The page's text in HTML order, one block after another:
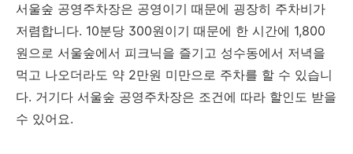
서울숲 공영주차장은 공영이기 때문에 굉장히 주차비가
저렴합니다. 10분당 300원이기 때문에 한 시간에 1,800
원으로 서울숲에서 피크닉을 즐기고 성수동에서 저녁을
먹고 나오더라도 약 2만원 미만으로 주차를 할 수 있습니
다. 거기다 서울숲 공영주차장은 조건에 따라 할인도 받을
수 있어요.